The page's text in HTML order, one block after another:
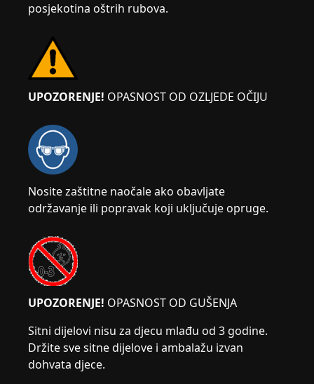
posjekotina oštrih rubova.
UPOZORENJE! OPASNOST OD OZLJEDE OČIJU
Nosite zaštitne naočale ako obavljate
održavanje ili popravak koji uključuje opruge.
UPOZORENJE! OPASNOST OD GUŠENJA
Sitni dijelovi nisu za djecu mlađu od 3 godine.
Držite sve sitne dijelove i ambalažu izvan
dohvata djece.